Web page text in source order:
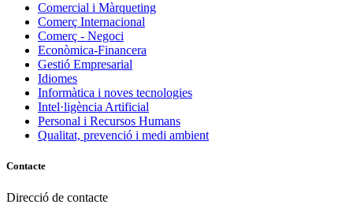
Comercial i Màrqueting
Comerç Internacional
Comerç - Negoci
Econòmica-Financera
Gestió Empresarial
Idiomes
Informàtica i noves tecnologies
Intel·ligència Artificial
Personal i Recursos Humans
Qualitat, prevenció i medi ambient
Contacte
Direcció de contacte